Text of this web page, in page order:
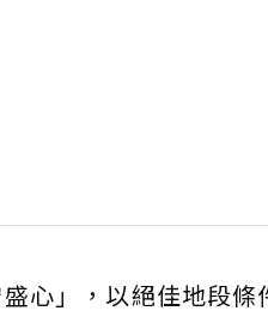
心」，以絕佳地段